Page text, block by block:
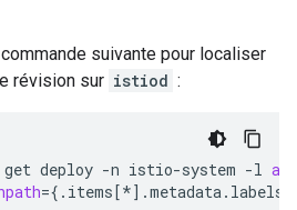
suivante pour localiser
révision sur istiod :
get deploy -n istio-system -l app
={ .items[*] .metadata.labels.